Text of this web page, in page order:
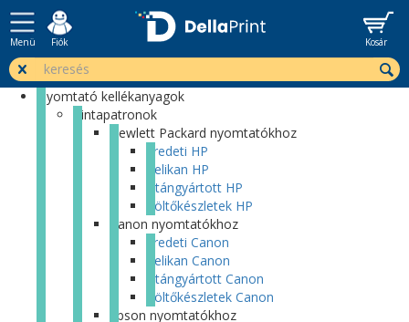
Menü Fiók Kosár
Nyomtató kellékanyagok
Tintapatronok
Hewlett Packard nyomtatókhoz
Eredeti HP
Pelikan HP
Utángyártott HP
Töltőkészletek HP
Canon nyomtatókhoz
Eredeti Canon
Pelikan Canon
Utángyártott Canon
Töltőkészletek Canon
Epson nyomtatókhoz